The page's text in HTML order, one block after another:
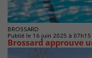
BROSSARD
Publié le 16 juin 2025 à 07h15
Brossard approuve